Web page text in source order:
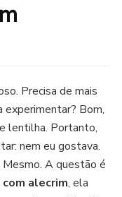
Precisa de mais
experimentar? Bom,
lentilha. Portanto,
nem eu gostava.
A questão é
alecrim, ela